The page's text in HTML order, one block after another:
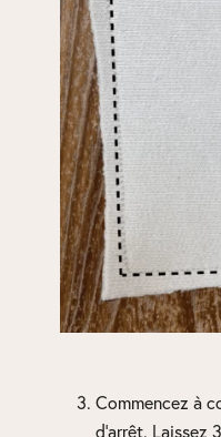
Commencez à
d’arrêt. Laissez